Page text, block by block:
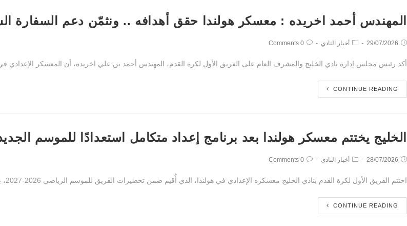
المهندس أحمد اخريده : معسكر هولندا حقق أهدافه .. ونثمّن دعم السفارة
29/07/2026 أخبار النادي 0 Comments
أكد رئيس مجلس إدارة نادي الخليج والمشرف العام على الفريق الأول لكرة القدم، المهندس أحمد بن علي اخريده، أن المعسكر الإعدادي في
CONTINUE READING
الخليج يختتم معسكر هولندا بعد برنامج إعداد متكامل استعدادًا للموسم
28/07/2026 أخبار النادي 0 Comments
اختتم الفريق الأول لكرة القدم بنادي الخليج معسكره الإعدادي في هولندا، الذي أُقيم ضمن تحضيرات الفريق للموسم الرياضي 2026-2027، بعد برنامج متكامل اشتمل على تدريبات يومية ومباريات ودية، هدفت إلى…
CONTINUE READING